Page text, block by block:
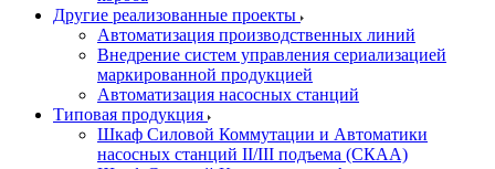
Другие реализованные проекты
Автоматизация производственных линий
Внедрение систем управления сериализацией
маркированной продукцией
Автоматизация насосных станций
Типовая продукция
Шкаф Силовой Коммутации и Автоматики
насосных станций II/III подъема (СКАА)